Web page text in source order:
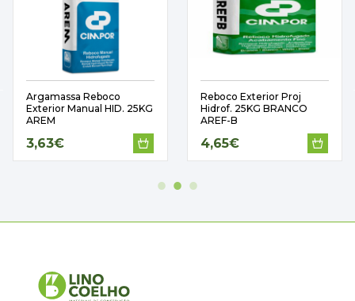
Argamassa Reboco
Exterior Manual HID. 25KG
AREM
3,63€
Reboco Exterior Proj
Hidrof. 25KG BRANCO
AREF-B
4,65€